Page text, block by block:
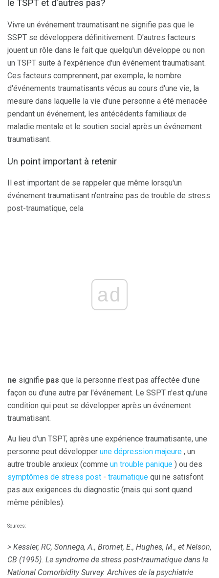
le TSPT et d'autres pas?
Vivre un événement traumatisant ne signifie pas que le
SSPT se développera définitivement. D'autres facteurs
jouent un rôle dans le fait que quelqu'un développe ou non
un TSPT suite à l'expérience d'un événement traumatisant.
Ces facteurs comprennent, par exemple, le nombre
d'événements traumatisants vécus au cours d'une vie, la
mesure dans laquelle la vie d'une personne a été menacée
pendant un événement, les antécédents familiaux de
maladie mentale et le soutien social après un événement
traumatisant.
Un point important à retenir
Il est important de se rappeler que même lorsqu'un
événement traumatisant n'entraîne pas de trouble de stress
post-traumatique, cela
ad
ne signifie pas que la personne n'est pas affectée d'une
façon ou d'une autre par l'événement. Le SSPT n'est qu'une
condition qui peut se développer après un événement
traumatisant.
Au lieu d'un TSPT, après une expérience traumatisante, une
personne peut développer une dépression majeure , un
autre trouble anxieux (comme un trouble panique ) ou des
symptômes de stress post - traumatique qui ne satisfont
pas aux exigences du diagnostic (mais qui sont quand
même pénibles).
Sources:
> Kessler, RC, Sonnega, A., Bromet, E., Hughes, M., et Nelson,
CB (1995). Le syndrome de stress post-traumatique dans le
National Comorbidity Survey. Archives de la psychiatrie